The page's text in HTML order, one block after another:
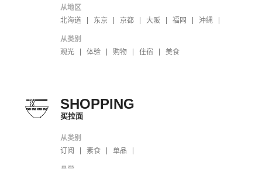
从地区
北海道
东京 京都 大阪 福岡 沖縄
从类别
观光
体验 购物 住宿 美食
SHOPPING
买拉面
从类别
订阅
素食 单品